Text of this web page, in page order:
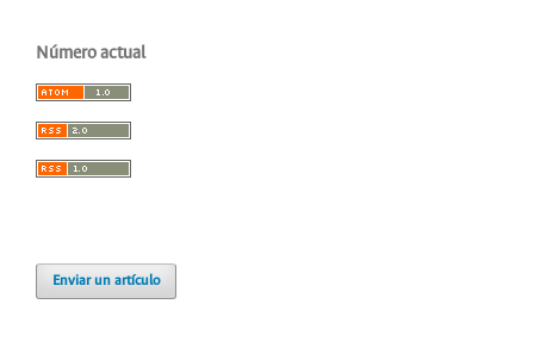
Número actual
Enviar un artículo